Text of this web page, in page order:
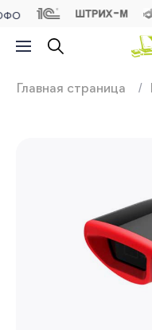
Главная страница